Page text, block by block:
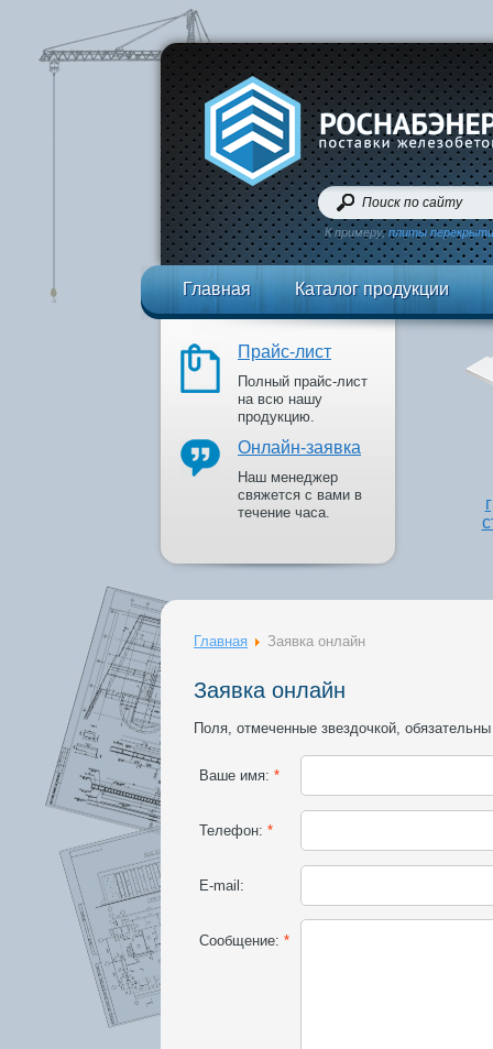
К примеру,плиты
Главная Каталог продукции
Прайс-лист
Полный прайс-лист
на всю нашу
продукцию.
Онлайн-заявка
Наш менеджер
свяжется с вами в
течение часа.
Главная Заявка онлайн
Заявка онлайн
Поля, отмеченные звездочкой,
Ваше имя: *
Телефон: *
E-mail:
Сообщение: *